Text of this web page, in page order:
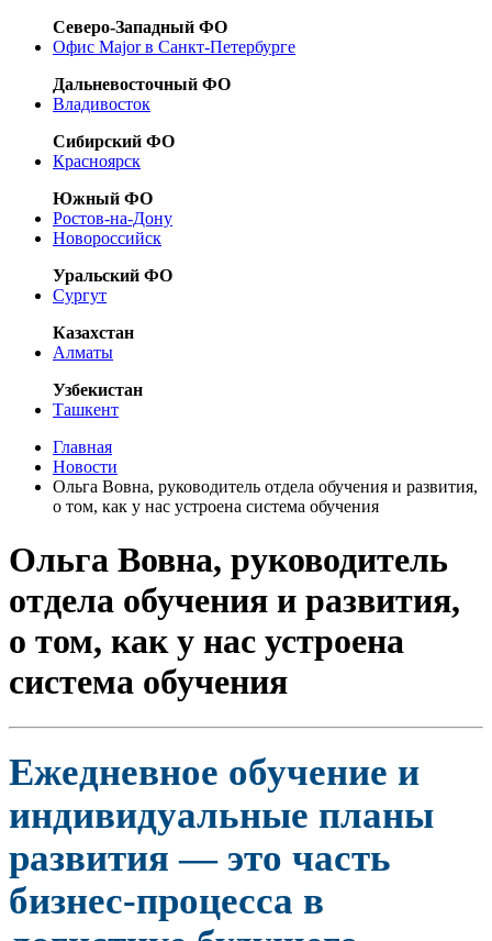
Северо-Западный ФО
Офис Major в Санкт-Петербурге
Дальневосточный ФО
Владивосток
Сибирский ФО
Красноярск
Южный ФО
Ростов-на-Дону
Новороссийск
Уральский ФО
Сургут
Казахстан
Алматы
Узбекистан
Ташкент
Главная
Новости
Ольга Вовна, руководитель отдела обучения и развития,
о том, как у нас устроена система обучения
Ольга Вовна, руководитель
отдела обучения и развития,
о том, как у нас устроена
система обучения
Ежедневное обучение и
индивидуальные планы
развития — это часть
бизнес-процесса в